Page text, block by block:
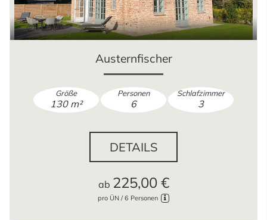
Austernfischer
130 m²
Größe
6
Personen
3
Schlafzimmer
ab 225,00 €
pro ÜN / 6 Personen
DETAILS